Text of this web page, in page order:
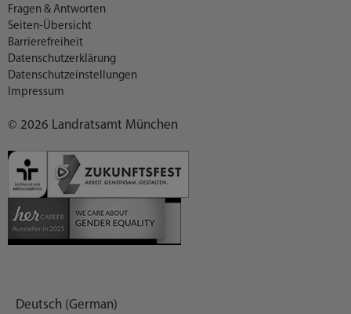
© 2026 Landratsamt München
Fragen & Antworten
Seiten-Übersicht
Barrierefreiheit
Datenschutzerklärung
Datenschutzeinstellungen
Impressum
Deutsch (German)